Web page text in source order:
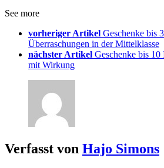
See more
vorheriger Artikel Geschenke bis
Überraschungen in der Mittelklasse
nächster Artikel Geschenke bis 10
mit Wirkung
Verfasst von Hajo Simons